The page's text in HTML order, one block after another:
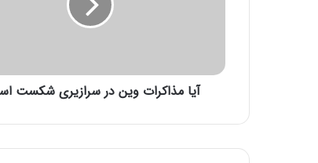
ا
ی
آیا مذاکرات وین در سرازیری شکست